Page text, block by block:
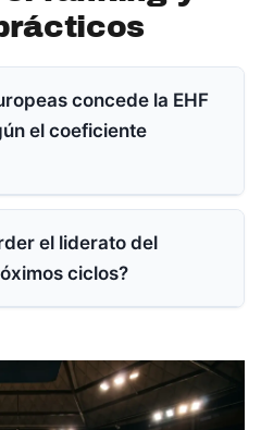
concede la EHF
el coeficiente
el liderato del
ciclos?